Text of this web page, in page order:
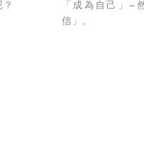
「成為自己」—
信」。